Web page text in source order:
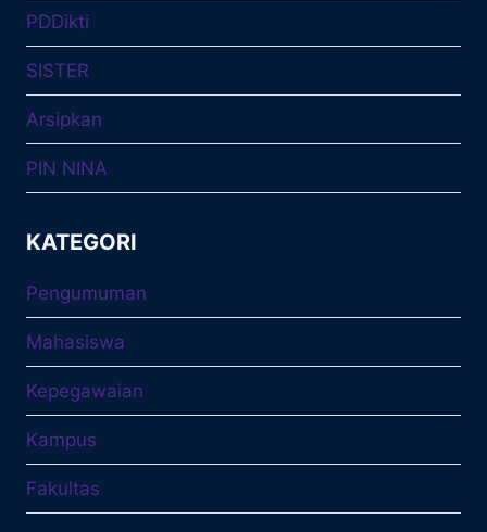
PDDikti
SISTER
Arsipkan
PIN NINA
KATEGORI
Pengumuman
Mahasiswa
Kepegawaian
Kampus
Fakultas